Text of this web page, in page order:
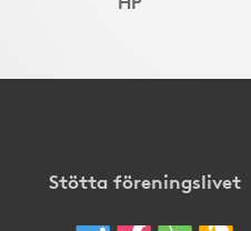
Stötta föreningslivet